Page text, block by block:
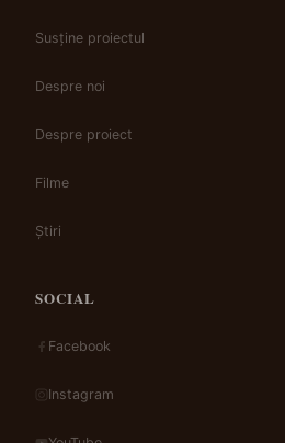
Susține proiectul
Despre noi
Despre proiect
Filme
Știri
SOCIAL
Facebook
Instagram